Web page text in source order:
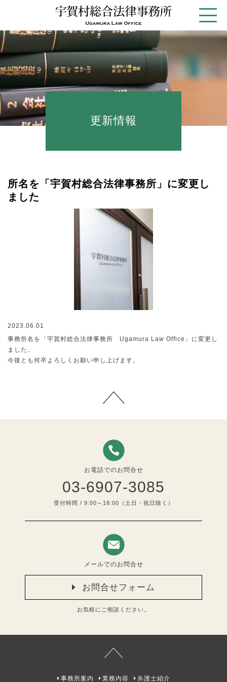
更新情報
所名を「宇賀村総合法律事務所」に変更し
ました
2023.06.01
事務所名を「宇賀村総合法律事務所 Ugamura Law Office」に変更し
ました。
今後とも何卒よろしくお願い申し上げます。
お電話でのお問合せ
03-6907-3085
受付時間 / 9:00～18:00（土日・祝日除く）
メールでのお問合せ
お問合せフォーム
お気軽にご相談ください。
事務所案内 業務内容 弁護士紹介